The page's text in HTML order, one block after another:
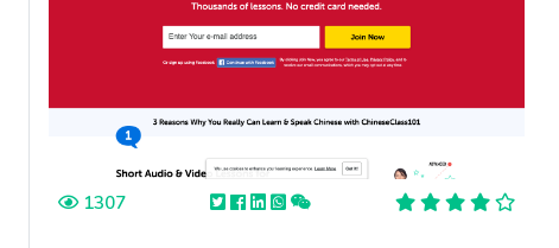
1307